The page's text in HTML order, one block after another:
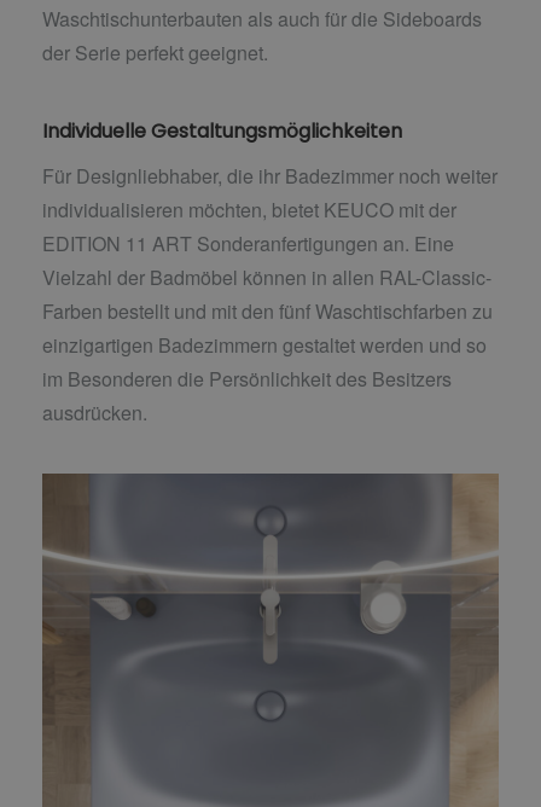
Waschtischunterbauten als auch für die Sideboards
der Serie perfekt geeignet.
Individuelle Gestaltungsmöglichkeiten
Für Designliebhaber, die ihr Badezimmer noch weiter
individualisieren möchten, bietet KEUCO mit der
EDITION 11 ART Sonderanfertigungen an. Eine
Vielzahl der Badmöbel können in allen RAL-Classic-
Farben bestellt und mit den fünf Waschtischfarben zu
einzigartigen Badezimmern gestaltet werden und so
im Besonderen die Persönlichkeit des Besitzers
ausdrücken.